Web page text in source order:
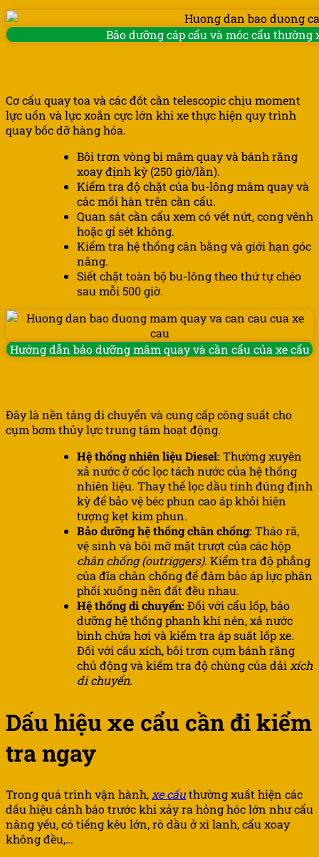
Bảo dưỡng cáp cẩu và móc cẩu
Cơ cấu quay toa và các đốt cần telescopic chịu moment
lực uốn và lực xoắn cực lớn khi xe thực hiện quy trình
quay bốc dỡ hàng hóa.
Bôi trơn vòng bi mâm quay và bánh răng
xoay định kỳ (250 giờ/lần).
Kiểm tra độ chặt của bu-lông mâm quay và
các mối hàn trên cần cẩu.
Quan sát cần cẩu xem có vết nứt, cong vênh
hoặc gỉ sét không.
Kiểm tra hệ thống cân bằng và giới hạn góc
nâng.
Siết chặt toàn bộ bu-lông theo thứ tự chéo
sau mỗi 500 giờ.
Hướng dẫn bảo dưỡng mâm quay và cần cẩu của xe cẩu
Đây là nền tảng di chuyển và cung cấp công suất cho
cụm bơm thủy lực trung tâm hoạt động.
Hệ thống nhiên liệu Diesel: Thường xuyên
xả nước ở cốc lọc tách nước của hệ thống
nhiên liệu. Thay thế lọc dầu tinh đúng định
kỳ để bảo vệ béc phun cao áp khỏi hiện
tượng kẹt kim phun.
Bảo dưỡng hệ thống chân chống: Tháo rã,
vệ sinh và bôi mỡ mặt trượt của các hộp
chân chống (outriggers). Kiểm tra độ phẳng
của đĩa chân chống để đảm bảo áp lực phân
phối xuống nền đất đều nhau.
Hệ thống di chuyển: Đối với cẩu lốp, bảo
dưỡng hệ thống phanh khí nén, xả nước
bình chứa hơi và kiểm tra áp suất lốp xe.
Đối với cẩu xích, bôi trơn cụm bánh răng
chủ động và kiểm tra độ chùng của dải xích
di chuyển.
Dấu hiệu xe cẩu cần đi kiểm
tra ngay
Trong quá trình vận hành, xe cẩuthường xuất hiện các
dấu hiệu cảnh báo trước khi xảy ra hỏng hóc lớn như cẩu
nâng yếu, có tiếng kêu lớn, rò dầu ở xi lanh, cẩu xoay
không đều,…